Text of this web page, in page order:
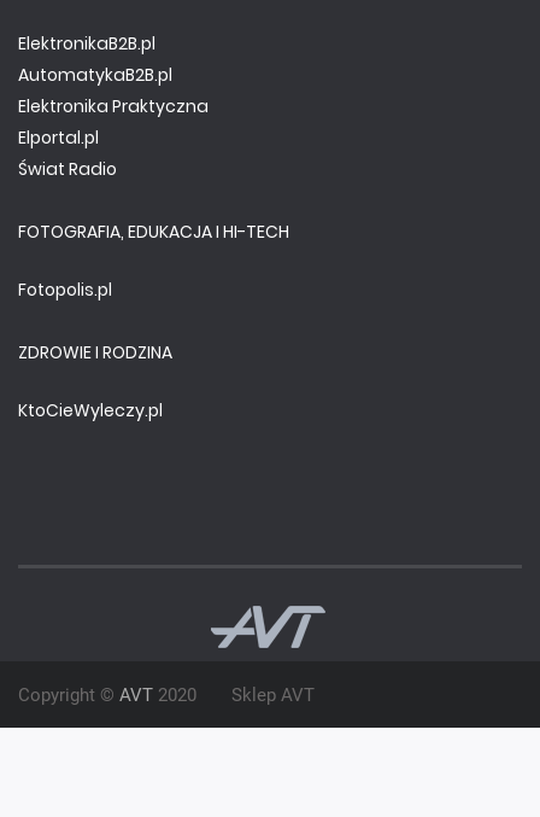
ElektronikaB2B.pl
AutomatykaB2B.pl
Elektronika Praktyczna
Elportal.pl
Świat Radio
FOTOGRAFIA, EDUKACJA I HI-TECH
Fotopolis.pl
ZDROWIE I RODZINA
KtoCieWyleczy.pl
Copyright © AVT 2020 Sklep AVT